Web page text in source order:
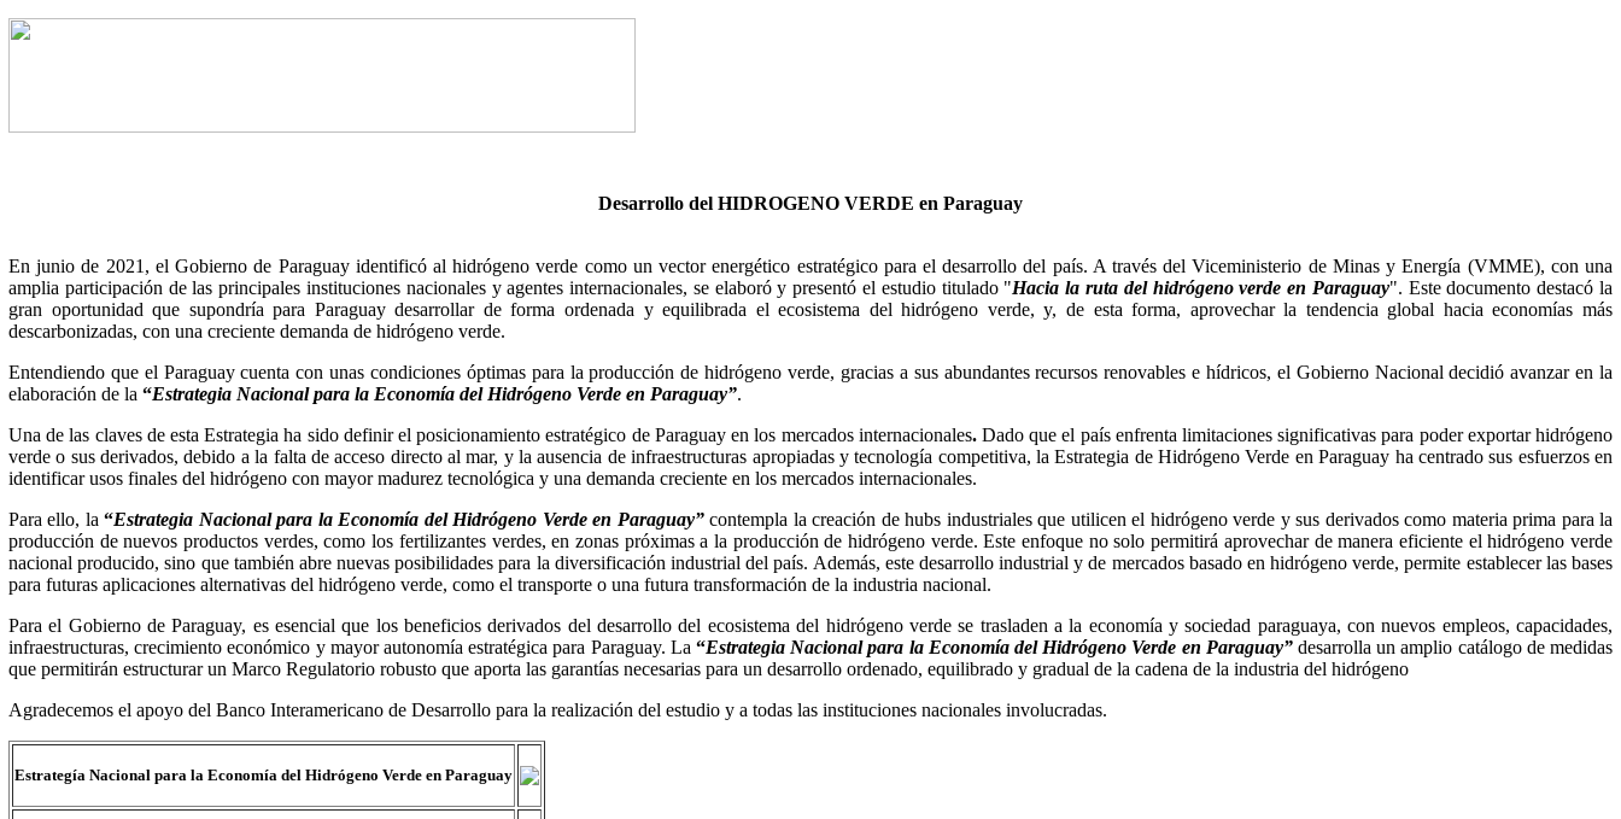
Desarrollo del HIDROGENO VERDE en Paraguay
En junio de 2021, el Gobierno de Paraguay identificó al hidrógeno verde como un vector energético estratégico para el desarrollo del país. A través del Viceministerio de Minas y Energía (VMME), con una
amplia participación de las principales instituciones nacionales y agentes internacionales, se elaboró y presentó el estudio titulado "Hacia la ruta del hidrógeno verde en Paraguay". Este documento destacó la
gran oportunidad que supondría para Paraguay desarrollar de forma ordenada y equilibrada el ecosistema del hidrógeno verde, y, de esta forma, aprovechar la tendencia global hacia economías más
descarbonizadas, con una creciente demanda de hidrógeno verde.
Entendiendo que el Paraguay cuenta con unas condiciones óptimas para la producción de hidrógeno verde, gracias a sus abundantes recursos renovables e hídricos, el Gobierno Nacional decidió avanzar en la
elaboración de la “Estrategia Nacional para la Economía del Hidrógeno Verde en Paraguay”.
Una de las claves de esta Estrategia ha sido definir el posicionamiento estratégico de Paraguay en los mercados internacionales.Dado que el país enfrenta limitaciones significativas para poder exportar hidrógeno
verde o sus derivados, debido a la falta de acceso directo al mar, y la ausencia de infraestructuras apropiadas y tecnología competitiva, la Estrategia de Hidrógeno Verde en Paraguay ha centrado sus esfuerzos en
identificar usos finales del hidrógeno con mayor madurez tecnológica y una demanda creciente en los mercados internacionales.
Para ello, la“Estrategia Nacional para la Economía del Hidrógeno Verde en Paraguay”contempla la creación de hubs industriales que utilicen el hidrógeno verde y sus derivados como materia prima para la
producción de nuevos productos verdes, como los fertilizantes verdes, en zonas próximas a la producción de hidrógeno verde. Este enfoque no solo permitirá aprovechar de manera eficiente el hidrógeno verde
nacional producido, sino que también abre nuevas posibilidades para la diversificación industrial del país. Además, este desarrollo industrial y de mercados basado en hidrógeno verde, permite establecer las bases
para futuras aplicaciones alternativas del hidrógeno verde, como el transporte o una futura transformación de la industria nacional.
Para el Gobierno de Paraguay, es esencial que los beneficios derivados del desarrollo del ecosistema del hidrógeno verde se trasladen a la economía y sociedad paraguaya, con nuevos empleos, capacidades,
infraestructuras, crecimiento económico y mayor autonomía estratégica para Paraguay. La “Estrategia Nacional para la Economía del Hidrógeno Verde en Paraguay” desarrolla un amplio catálogo de medidas
que permitirán estructurar un Marco Regulatorio robusto que aporta las garantías necesarias para un desarrollo ordenado, equilibrado y gradual de la cadena de la industria del hidrógeno
Agradecemos el apoyo del Banco Interamericano de Desarrollo para la realización del estudio y a todas las instituciones nacionales involucradas.
Estrategía Nacional para la Economía del Hidrógeno Verde en Paraguay